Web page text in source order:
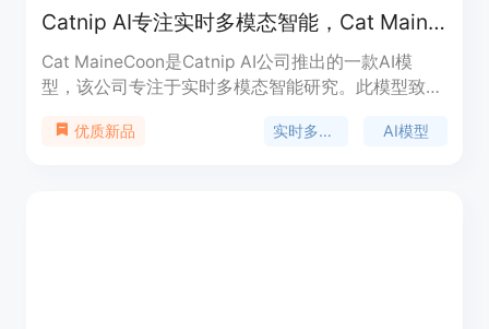
Catnip AI专注实时多模态智能，Cat MaineCoon追求实时视听社交世界模型
Cat MaineCoon是Catnip AI公司推出的一款AI模
型，该公司专注于实时多模态智能研究。此模型致力
能够打破传统AI只能单一处理信息的局限，实现多模
优质新品 实时多模态智能 AI模型